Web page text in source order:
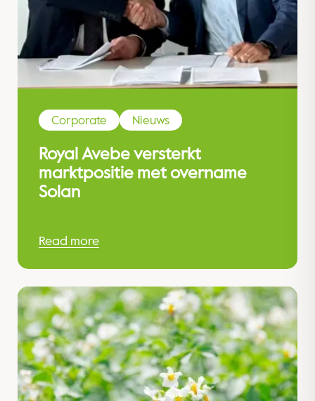
Corporate Nieuws
Royal Avebe versterkt
marktpositie met overname
Solan
Read more